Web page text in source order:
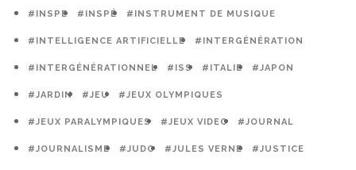
#INSPE #INSPÉ #INSTRUMENT DE MUSIQUE
#INTELLIGENCE ARTIFICIELLE #INTERGÉNÉRATION
#INTERGÉNÉRATIONNEL #ISS #ITALIE #JAPON
#JARDIN #JEU #JEUX OLYMPIQUES
#JEUX PARALYMPIQUES #JEUX VIDEO #JOURNAL
#JOURNALISME #JUDO #JULES VERNE #JUSTICE